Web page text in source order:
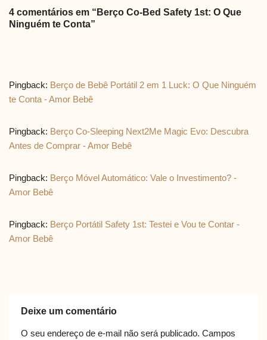
4 comentários em “Berço Co-Bed Safety 1st: O Que
Ninguém te Conta”
Pingback: Berço de Bebê Portátil 2 em 1 Luck: O Que Ninguém
te Conta - Amor Bebê
Pingback: Berço Co-Sleeping Next2Me Magic Evo: Descubra
Antes de Comprar - Amor Bebê
Pingback: Berço Móvel Automático: Vale o Investimento? -
Amor Bebê
Pingback: Berço Portátil Safety 1st: Testei e Vou te Contar -
Amor Bebê
Deixe um comentário
O seu endereço de e-mail não será publicado. Campos